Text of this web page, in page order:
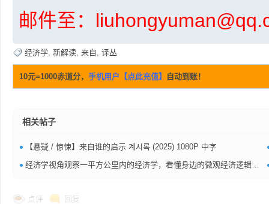
邮件至：
经济学, 新解读, 来自 , 译丛
10元=1000赤道分， 手机用户【点此充值】 自动到账！
相关帖子
• 【悬疑 / 惊悚】来自谁的启示 계시록 (2025) 1080P 中字
• 经济学视角观察一平方公里内的经济学，看懂身边的微观经济逻辑【883.6MB】
点评 回复